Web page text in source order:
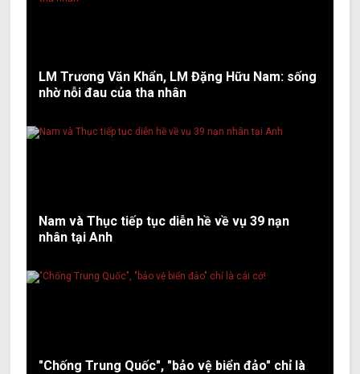
LM Trương Văn Khẩn, LM Đặng Hữu Nam: sống
nhờ nỗi đau của tha nhân
Nam và Thục tiếp tục diễn hề về vụ 39 nạn
nhân tại Anh
"Chống Trung Quốc", "bảo vệ biển đảo" chỉ là